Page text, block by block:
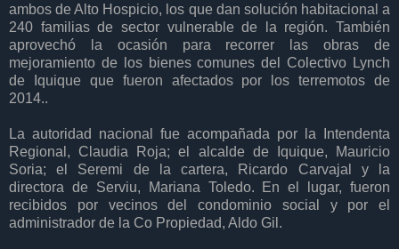
ambos de Alto Hospicio, los que dan solución habitacional a
240 familias de sector vulnerable de la región. También
aprovechó la ocasión para recorrer las obras de
mejoramiento de los bienes comunes del Colectivo Lynch
de Iquique que fueron afectados por los terremotos de
2014..
La autoridad nacional fue acompañada por la Intendenta
Regional, Claudia Roja; el alcalde de Iquique, Mauricio
Soria; el Seremi de la cartera, Ricardo Carvajal y la
directora de Serviu, Mariana Toledo. En el lugar, fueron
recibidos por vecinos del condominio social y por el
administrador de la Co Propiedad, Aldo Gil.